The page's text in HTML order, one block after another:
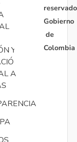
Y
A
Gobierno
de
Colombia